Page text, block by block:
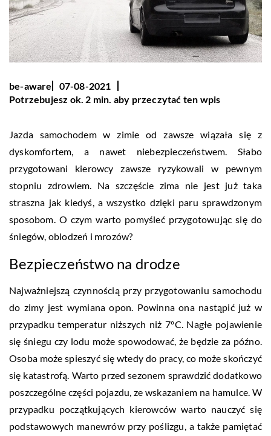
be-aware
07-08-2021
Potrzebujesz ok. 2 min. aby przeczytać ten wpis
Jazda samochodem w zimie od zawsze wiązała się z
dyskomfortem, a nawet niebezpieczeństwem. Słabo
przygotowani kierowcy zawsze ryzykowali w pewnym
stopniu zdrowiem. Na szczęście zima nie jest już taka
straszna jak kiedyś, a wszystko dzięki paru sprawdzonym
sposobom. O czym warto pomyśleć przygotowując się do
śniegów, oblodzeń i mrozów?
Bezpieczeństwo na drodze
Najważniejszą czynnością przy przygotowaniu samochodu
do zimy jest wymiana opon. Powinna ona nastąpić już w
przypadku temperatur niższych niż 7ºC. Nagłe pojawienie
się śniegu czy lodu może spowodować, że będzie za późno.
Osoba może spieszyć się wtedy do pracy, co może skończyć
się katastrofą. Warto przed sezonem sprawdzić dodatkowo
poszczególne części pojazdu, ze wskazaniem na hamulce. W
przypadku początkujących kierowców warto nauczyć się
podstawowych manewrów przy poślizgu, a także pamiętać